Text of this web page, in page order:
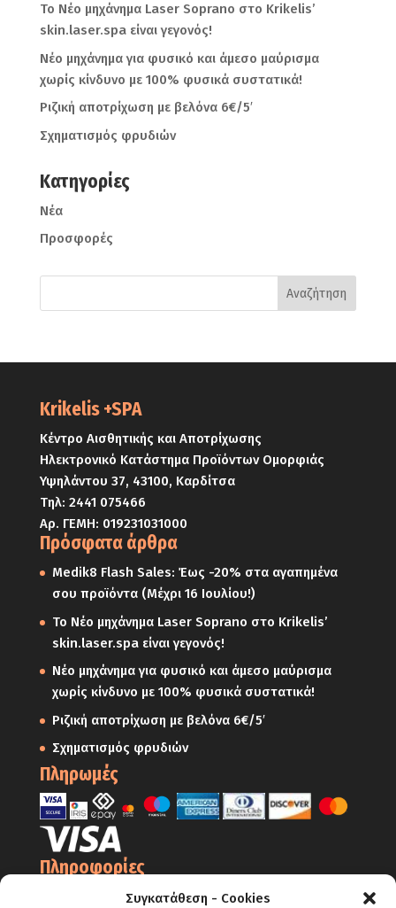
Συγκατάθεση - Cookies
Το Νέο μηχάνημα Laser Soprano στο Krikelis’
skin.laser.spa είναι γεγονός!
Νέο μηχάνημα για φυσικό και άμεσο μαύρισμα
χωρίς κίνδυνο με 100% φυσικά συστατικά!
Ριζική αποτρίχωση με βελόνα 6€/5′
Σχηματισμός φρυδιών
Kατηγορίες
Νέα
Προσφορές
Krikelis +SPA
Κέντρο Αισθητικής και Αποτρίχωσης
Ηλεκτρονικό Κατάστημα Προϊόντων Ομορφιάς
Υψηλάντου 37, 43100, Καρδίτσα
Τηλ: 2441 075466
Αρ. ΓΕΜΗ: 019231031000
Πρόσφατα άρθρα
Medik8 Flash Sales: Έως -20% στα αγαπημένα
σου προϊόντα (Μέχρι 16 Ιουλίου!)
Το Νέο μηχάνημα Laser Soprano στο Krikelis’
skin.laser.spa είναι γεγονός!
Νέο μηχάνημα για φυσικό και άμεσο μαύρισμα
χωρίς κίνδυνο με 100% φυσικά συστατικά!
Ριζική αποτρίχωση με βελόνα 6€/5′
Σχηματισμός φρυδιών
Πληρωμές
Πληροφορίες
Ο Λογαριασμός μου